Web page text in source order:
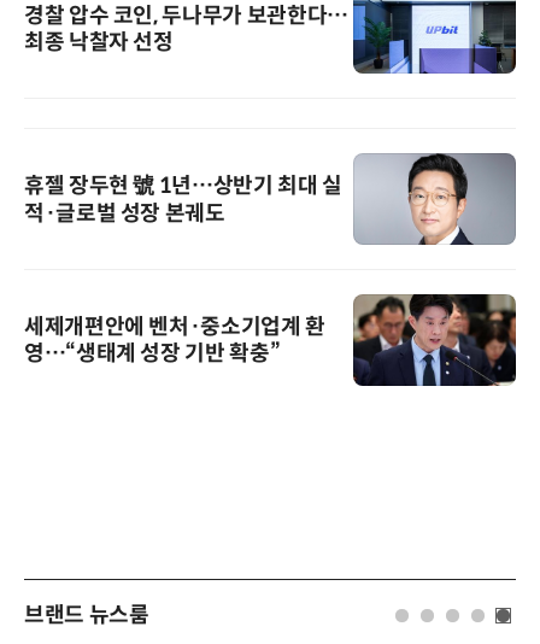
경찰 압수 코인, 두나무가 보관한다…
최종 낙찰자 선정
휴젤 장두현 號 1년…상반기 최대 실
적·글로벌 성장 본궤도
세제개편안에 벤처·중소기업계 환
영…“생태계 성장 기반 확충”
브랜드 뉴스룸